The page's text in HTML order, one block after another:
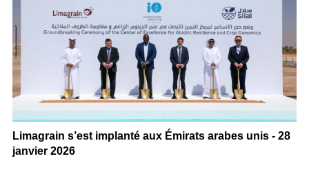
Limagrain s’est implanté aux Émirats arabes unis - 28
janvier 2026